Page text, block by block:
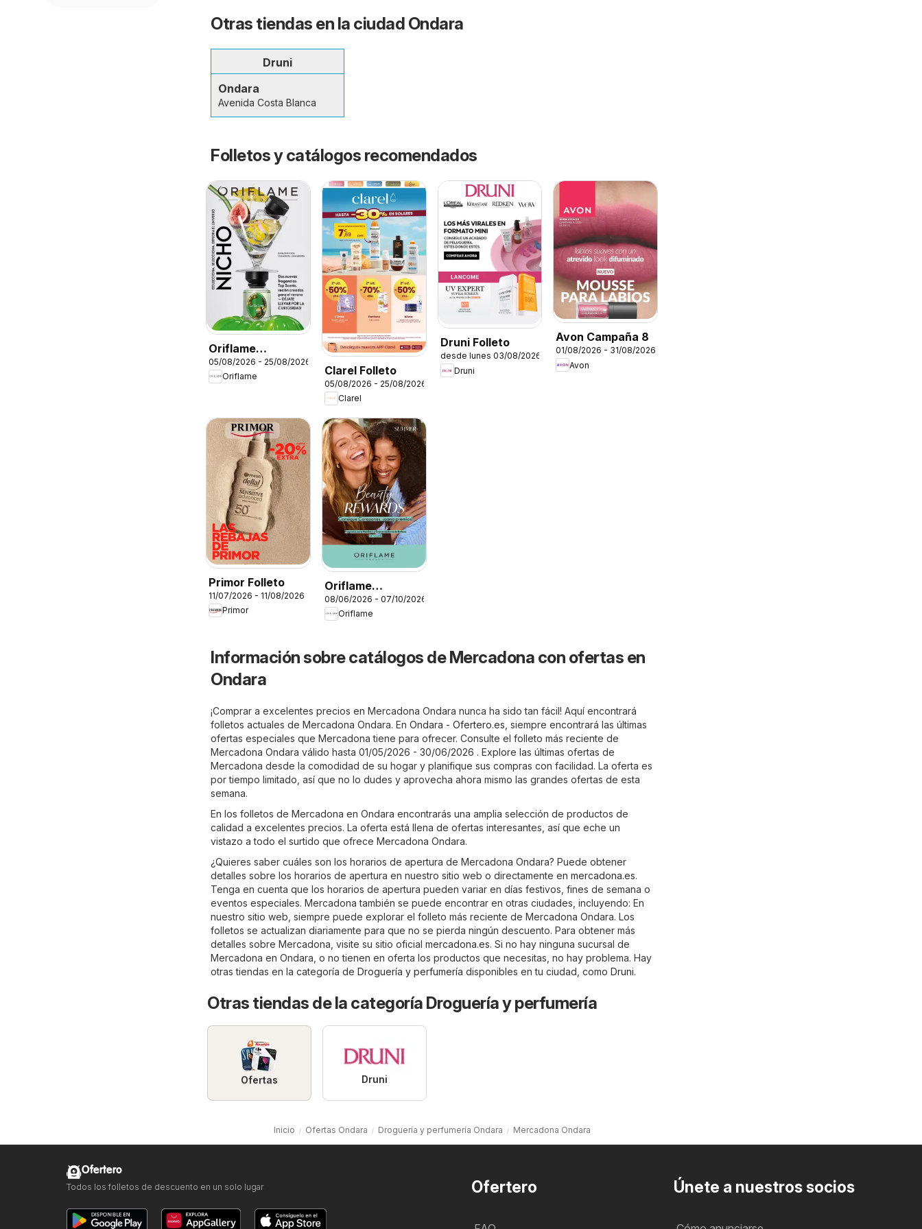
Otras tiendas en la ciudad Ondara
Druni
Ondara
Avenida Costa Blanca
Folletos y catálogos recomendados
Oriflame
Catálogo
Campaña 11
05/08/2026 - 25/08/2026
Oriflame
Clarel Folleto
05/08/2026 - 25/08/2026
Clarel
Druni Folleto
desde lunes 03/08/2026
Druni
Avon Campaña 8
01/08/2026 - 31/08/2026
Avon
Primor Folleto
11/07/2026 - 11/08/2026
Primor
Oriflame
Catálogo Beauty
Rewards
08/06/2026 - 07/10/2026
Oriflame
Información sobre catálogos de Mercadona con ofertas en
Ondara
¡Comprar a excelentes precios en Mercadona Ondara nunca ha sido tan fácil! Aquí encontrará
folletos actuales de Mercadona Ondara. En Ondara - Ofertero.es , siempre encontrará las últimas
ofertas especiales que Mercadona tiene para ofrecer. Consulte el folleto más reciente de
Mercadona Ondara válido hasta 01/05/2026 - 30/06/2026 . Explore las últimas ofertas de
Mercadona desde la comodidad de su hogar y planifique sus compras con facilidad. La oferta es
por tiempo limitado, así que no lo dudes y aprovecha ahora mismo las grandes ofertas de esta
semana.
En los folletos de Mercadona en Ondara encontrarás una amplia selección de productos de
calidad a excelentes precios. La oferta está llena de ofertas interesantes, así que eche un
vistazo a todo el surtido que ofrece Mercadona Ondara.
¿Quieres saber cuáles son los horarios de apertura de Mercadona Ondara? Puede obtener
detalles sobre los horarios de apertura en nuestro sitio web o directamente en mercadona.es.
Tenga en cuenta que los horarios de apertura pueden variar en días festivos, fines de semana o
eventos especiales. Mercadona también se puede encontrar en otras ciudades, incluyendo: En
nuestro sitio web, siempre puede explorar el folleto más reciente de Mercadona Ondara. Los
folletos se actualizan diariamente para que no se pierda ningún descuento. Para obtener más
detalles sobre Mercadona, visite su sitio oficial mercadona.es. Si no hay ninguna sucursal de
Mercadona en Ondara, o no tienen en oferta los productos que necesitas, no hay problema. Hay
otras tiendas en la categoría de Droguería y perfumería disponibles en tu ciudad, como Druni.
Otras tiendas de la categoría Droguería y perfumería
Ofertas Druni
Inicio Ofertas Ondara Droguería y perfumería Ondara Mercadona Ondara
Ofertero Únete a nuestros socios
Ofertero
Todos los folletos de descuento en un solo lugar